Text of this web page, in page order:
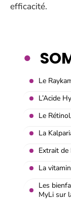
efficacité.
Le
L’Acide
Le
La
Extrait
La
Les
MyLi sur